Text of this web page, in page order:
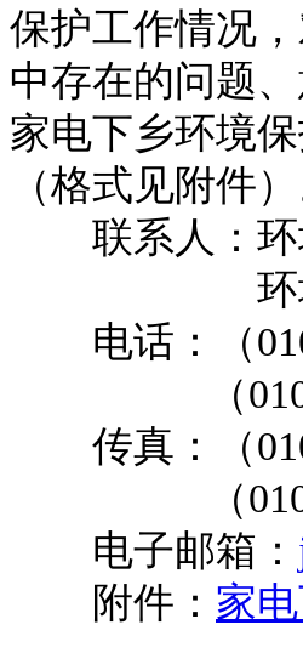
保护工作情况
中存在的问题
家电下乡环境
（格式见附件）
联系人：环
环境保护
电话：（010
（010）
传真：（010
（010）
电子邮箱：
附件： 家